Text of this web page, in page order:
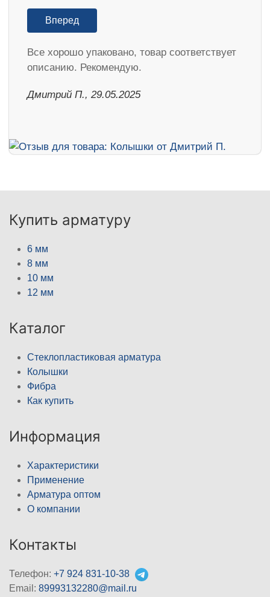
Вперед
Все хорошо упаковано, товар соответствует
описанию. Рекомендую.
Дмитрий П., 29.05.2025
Купить арматуру
6 мм
8 мм
10 мм
12 мм
Каталог
Стеклопластиковая арматура
Колышки
Фибра
Как купить
Информация
Характеристики
Применение
Арматура оптом
О компании
Контакты
Телефон: +7 924 831-10-38
Email: 89993132280@mail.ru